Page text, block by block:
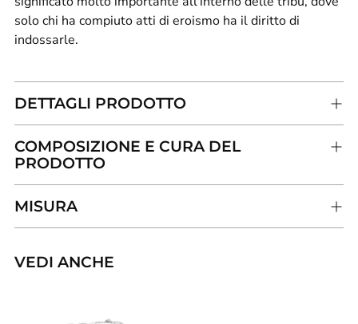
solo chi ha compiuto atti di eroismo ha il diritto di
indossarle.
DETTAGLI PRODOTTO
COMPOSIZIONE E CURA DEL
PRODOTTO
MISURA
Aggiungere
VEDI ANCHE